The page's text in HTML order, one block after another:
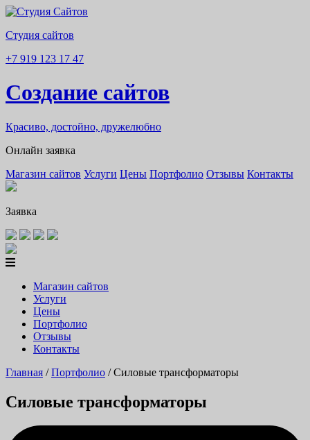
Студия сайтов
+7 919 123 17 47
Создание сайтов
Красиво, достойно, дружелюбно
Онлайн заявка
Магазин сайтов Услуги Цены Портфолио Отзывы Контакты
Заявка
Магазин сайтов
Услуги
Цены
Портфолио
Отзывы
Контакты
Главная / Портфолио / Силовые трансформаторы
Силовые трансформаторы